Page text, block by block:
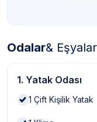
Odalar& Eşyalar
1. Yatak Odası
1 Çift Kişilik Yatak